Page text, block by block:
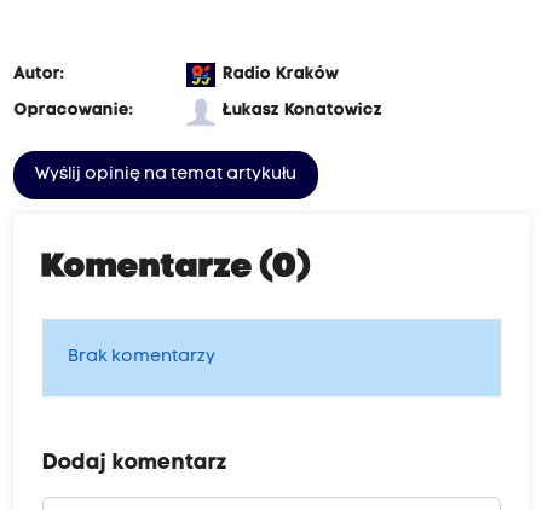
Autor:
Radio Kraków
Opracowanie:
Łukasz Konatowicz
Wyślij opinię na temat artykułu
Komentarze (0)
Brak komentarzy
Dodaj komentarz